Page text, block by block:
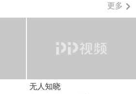
更多
无人知晓